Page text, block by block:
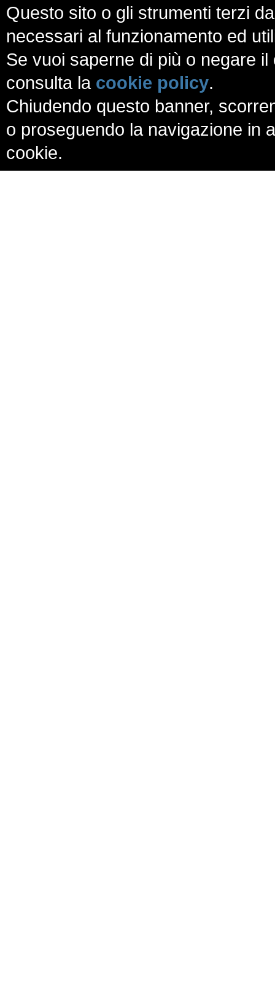
Questo sito o gli strumenti terzi
necessari al funzionamento ed
Se vuoi saperne di più o negare
consulta la cookie policy.
Chiudendo questo banner,
o proseguendo la navigazione in
cookie.